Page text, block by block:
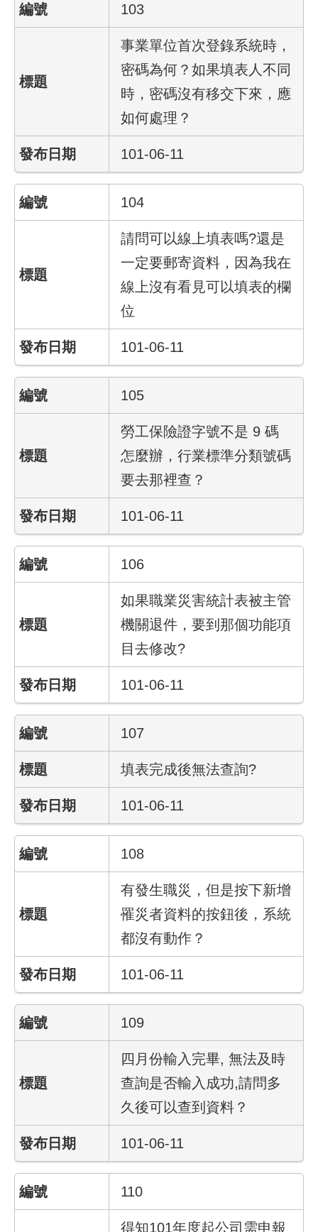
影
音
政
訊
公
開
網
陳
答
雙
語
局
臺
市
政
府
臺
聯
們
私
權
與
資
訊
安
策
政
府
網
資
料
開
103
事業單位首次登錄系統時，
密碼為何？如果填表人不同
時，密碼沒有移交下來，應
如何處理？
101-06-11
104
請問可以線上填表嗎?還是
一定要郵寄資料，因為我在
線上沒有看見可以填表的欄
位
101-06-11
105
勞工保險證字號不是 9 碼
怎麼辦，行業標準分類號碼
要去那裡查？
101-06-11
106
如果職業災害統計表被主管
機關退件，要到那個功能項
目去修改?
101-06-11
107
填表完成後無法查詢?
101-06-11
108
有發生職災，但是按下新增
罹災者資料的按鈕後，系統
都沒有動作？
101-06-11
109
四月份輸入完畢, 無法及時
查詢是否輸入成功,請問多
久後可以查到資料？
101-06-11
110
得知101年度起公司需申報